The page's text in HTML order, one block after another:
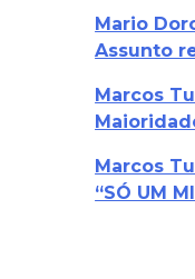
Mario
Assunto
Marcos
Marcos
“SÓ UM